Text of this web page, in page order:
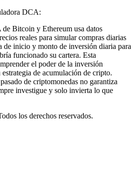
DCA:
Bitcoin y Ethereum usa datos
reales para simular compras diarias
de inicio y monto de inversión diaria para
funcionado su cartera. Esta
el poder de la inversión
de acumulación de cripto.
de criptomonedas no garantiza
investigue y solo invierta lo que
los derechos reservados.